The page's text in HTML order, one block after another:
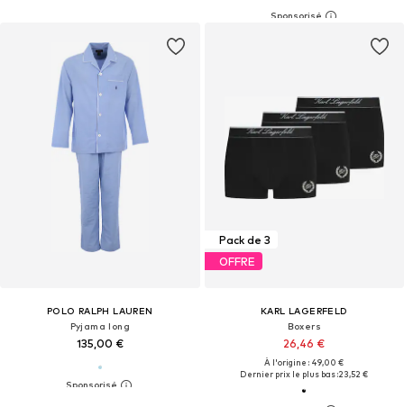
POLO RALPH LAUREN
Pyjama long
135,00 €
Pack de 3
OFFRE
KARL LAGERFELD
Boxers
26,46 €
À l'origine : 49,00 €
Dernier prix le plus bas :23,52 €